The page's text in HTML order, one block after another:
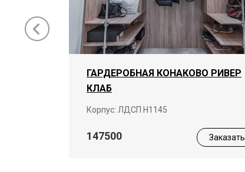
ГАРДЕРОБНАЯ КОНАКОВО РИВЕР
КЛАБ
Корпус: ЛДСП Н1145
147500 Заказать